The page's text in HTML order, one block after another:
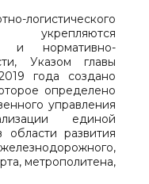
логистического
и нормативно-
Указом главы
года создано
определено
управления
единой
области развития
метрополитена,